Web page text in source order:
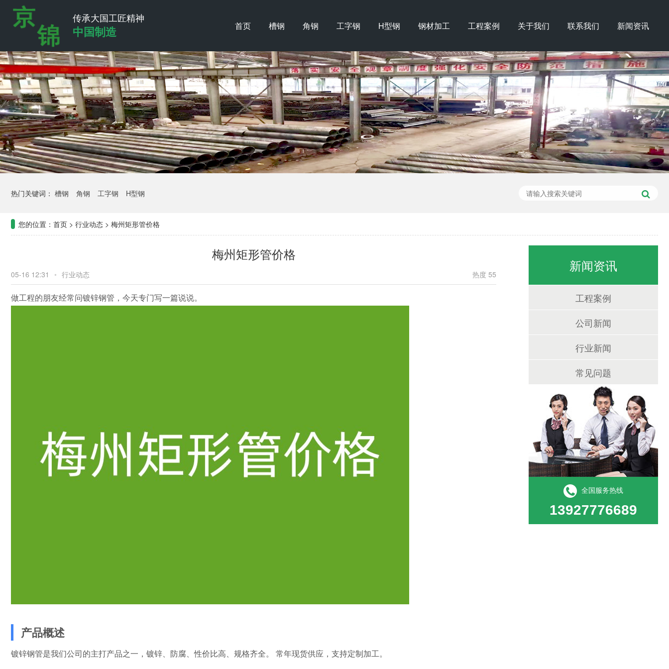
传承大国工匠精神
中国制造 首页 槽钢 角钢 工字钢 H型钢 钢材加工 工程案例 关于我们 联系我们 新闻资讯
热门关键词： 槽钢 角钢 工字钢 H型钢
您的位置： 首页 > 行业动态 > 梅州矩形管价格
梅州矩形管价格
05-16 12:31 • 行业动态 热度 55
做工程的朋友经常问镀锌钢管，今天专门写一篇说说。
产品概述
镀锌钢管是我们公司的主打产品之一，镀锌、防腐、性价比高、规格齐全。 常年现货供应，支持定制加工。
新闻资讯
工程案例
公司新闻
行业新闻
常见问题
全国服务热线
13927776689